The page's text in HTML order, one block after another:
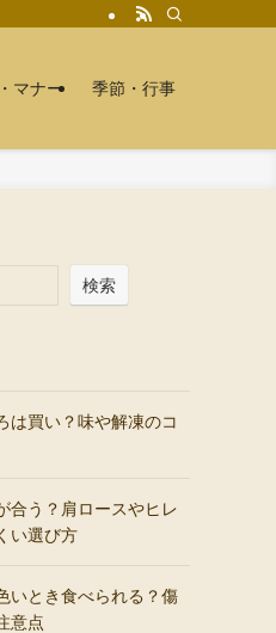
マナー 季節・行事
検索
は買い？味や解凍のコ
合う？肩ロースやヒレ
い選び方
いとき食べられる？傷
意点